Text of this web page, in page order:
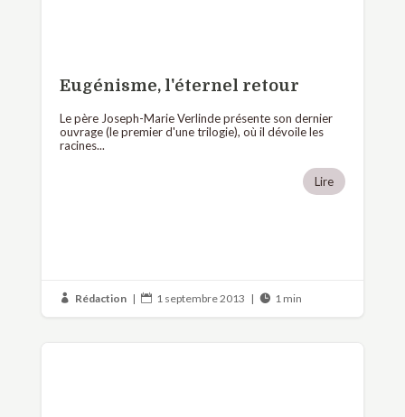
Eugénisme, l'éternel retour
Le père Joseph-Marie Verlinde présente son dernier
ouvrage (le premier d'une trilogie), où il dévoile les
racines...
Lire
 Rédaction |  1 septembre 2013 |  1 min